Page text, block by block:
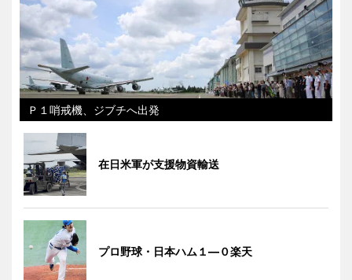
Ｐ１哨戒機、ジブチへ出発
在日米軍が支援物資輸送
プロ野球・日本ハム１―０楽天